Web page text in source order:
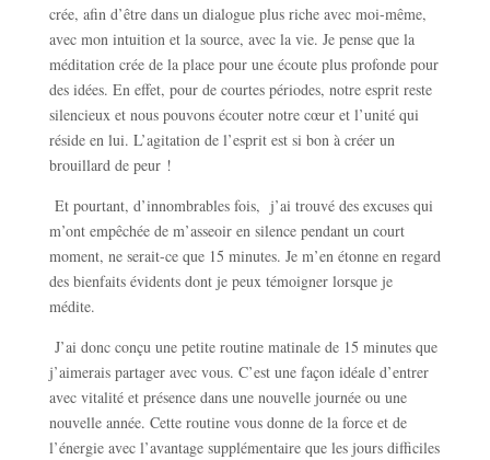
crée, afin d’être dans un dialogue plus riche avec moi-même,
avec mon intuition et la source, avec la vie. Je pense que la
méditation crée de la place pour une écoute plus profonde pour
des idées. En effet, pour de courtes périodes, notre esprit reste
silencieux et nous pouvons écouter notre cœur et l’unité qui
réside en lui. L’agitation de l’esprit est si bon à créer un
brouillard de peur !
Et pourtant, d’innombrables fois, j’ai trouvé des excuses qui
m’ont empêchée de m’asseoir en silence pendant un court
moment, ne serait-ce que 15 minutes. Je m’en étonne en regard
des bienfaits évidents dont je peux témoigner lorsque je
médite.
J’ai donc conçu une petite routine matinale de 15 minutes que
j’aimerais partager avec vous. C’est une façon idéale d’entrer
avec vitalité et présence dans une nouvelle journée ou une
nouvelle année. Cette routine vous donne de la force et de
l’énergie avec l’avantage supplémentaire que les jours difficiles